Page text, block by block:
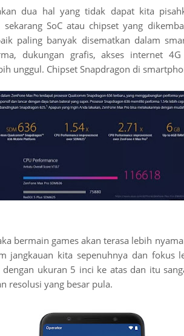
dua hal yang tidak dapat kita
SoC atau chipset yang
paling banyak disematkan dalam
dukungan grafis, akses internet 4G
unggul. Chipset Snapdragon di
bermain games akan terasa lebih
jangkauan kita sepenuhnya dan fokus
ukuran 5 inci ke atas dan itu
resolusi yang besar pula.